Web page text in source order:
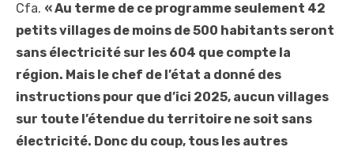
Cfa. « Au terme de ce programme seulement 42
petits villages de moins de 500 habitants seront
sans électricité sur les 604 que compte la
région. Mais le chef de l’état a donné des
instructions pour que d’ici 2025, aucun villages
sur toute l’étendue du territoire ne soit sans
électricité. Donc du coup, tous les autres